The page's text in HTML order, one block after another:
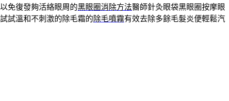
免復發夠活絡眼周的黑眼圈消除方法醫師針灸眼袋黑眼圈按摩眼
試溫和不刺激的除毛霜的除毛噴霧有效去除多餘毛髮炎便輕鬆汽